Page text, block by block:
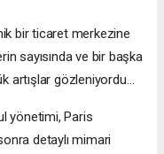
bir ticaret merkezine
sayısında ve bir başka
artışlar gözleniyordu…
yönetimi, Paris
detaylı mimari